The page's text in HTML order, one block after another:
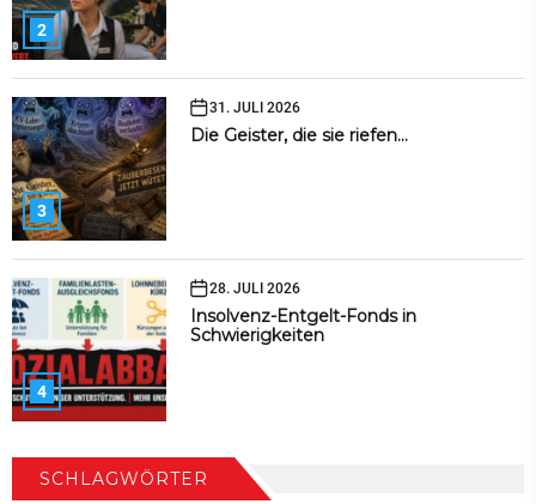
2
3
31. JULI 2026
Die Geister, die sie riefen…
4
28. JULI 2026
Insolvenz-Entgelt-Fonds in
Schwierigkeiten
SCHLAGWÖRTER